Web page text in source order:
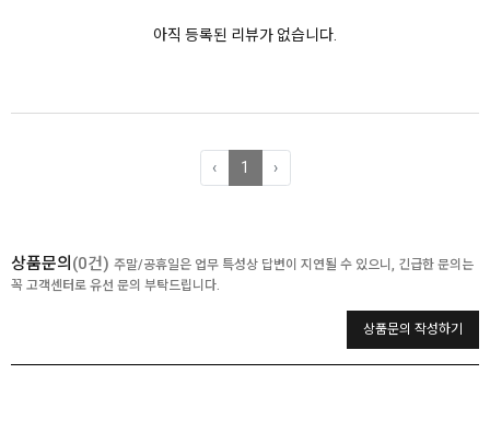
아직 등록된 리뷰가 없습니다.
‹ 1 ›
상품문의 (0건) 주말/공휴일은 업무 특성상 답변이 지연될 수 있으니, 긴급한 문의는
꼭 고객센터로 유선 문의 부탁드립니다.
상품문의 작성하기